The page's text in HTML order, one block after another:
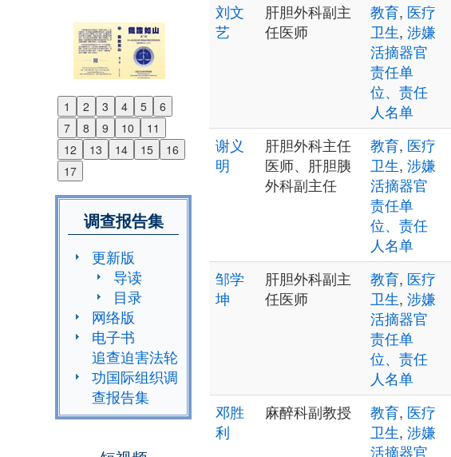
1 2 3 4 5
6
7
8 9 10
11
12
13 14 15
16
17
Previous
Next
调查报告集
更新版
导读
目录
网络版
电子书
追查迫害法轮
功国际组织调
查报告集
刘文
艺
肝胆外科副主
任医师
教育, 医疗
卫生, 涉嫌
活摘器官
责任单
位、责任
人名单
谢义
明
肝胆外科主任
医师、肝胆胰
外科副主任
教育, 医疗
卫生, 涉嫌
活摘器官
责任单
位、责任
人名单
邹学
坤
肝胆外科副主
任医师
教育, 医疗
卫生, 涉嫌
活摘器官
责任单
位、责任
人名单
邓胜
利
麻醉科副教授 教育, 医疗
卫生, 涉嫌
活摘器官